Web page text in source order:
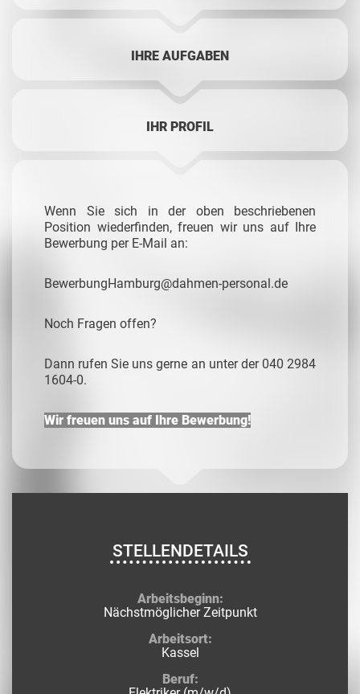
IHRE AUFGABEN
IHR PROFIL
Wenn Sie sich in der oben beschriebenen
Position wiederfinden, freuen wir uns auf Ihre
Bewerbung per E-Mail an:
BewerbungHamburg@dahmen-personal.de
Noch Fragen offen?
Dann rufen Sie uns gerne an unter der 040 2984
1604-0.
Wir freuen uns auf Ihre Bewerbung!
STELLENDETAILS
Arbeitsbeginn:
Nächstmöglicher Zeitpunkt
Arbeitsort:
Kassel
Beruf: